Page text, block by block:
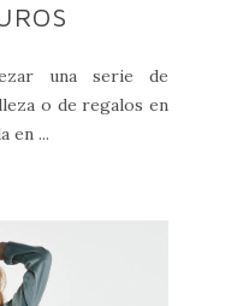
una serie de
o de regalos en
en ...